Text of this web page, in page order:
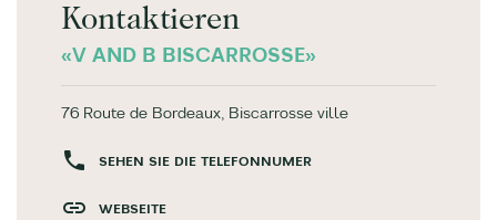
Kontaktieren
«V AND B BISCARROSSE»
76 Route de Bordeaux, Biscarrosse ville
SEHEN SIE DIE TELEFONNUMER
WEBSEITE